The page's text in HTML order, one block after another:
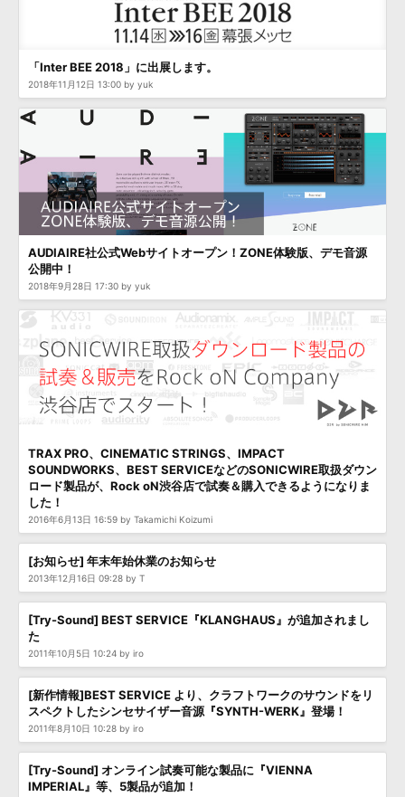
「Inter BEE 2018」に出展します。
2018年11月12日 13:00 by yuk
AUDIAIRE社公式Webサイトオープン！ZONE体験版、デモ音源
公開中！
2018年9月28日 17:30 by yuk
TRAX PRO、CINEMATIC STRINGS、IMPACT
SOUNDWORKS、BEST SERVICEなどのSONICWIRE取扱ダウン
ロード製品が、Rock oN渋谷店で試奏＆購入できるようになりま
した！
2016年6月13日 16:59 by Takamichi Koizumi
[お知らせ] 年末年始休業のお知らせ
2013年12月16日 09:28 by T
[Try-Sound] BEST SERVICE『KLANGHAUS』が追加されまし
た
2011年10月5日 10:24 by iro
[新作情報]BEST SERVICE より、クラフトワークのサウンドをリ
スペクトしたシンセサイザー音源『SYNTH-WERK』登場！
2011年8月10日 10:28 by iro
[Try-Sound] オンライン試奏可能な製品に『VIENNA
IMPERIAL』等、5製品が追加！